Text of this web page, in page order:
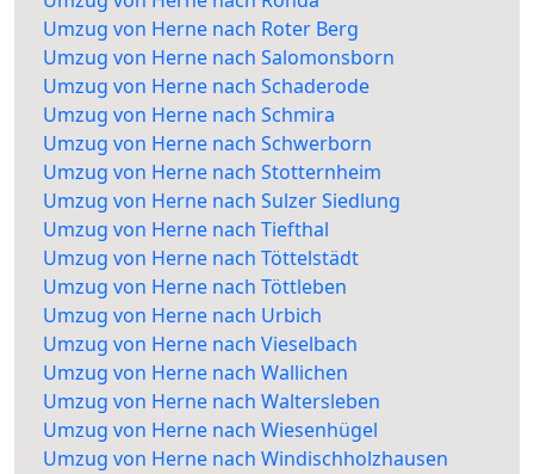
Umzug von Herne nach Roter Berg
Umzug von Herne nach Salomonsborn
Umzug von Herne nach Schaderode
Umzug von Herne nach Schmira
Umzug von Herne nach Schwerborn
Umzug von Herne nach Stotternheim
Umzug von Herne nach Sulzer Siedlung
Umzug von Herne nach Tiefthal
Umzug von Herne nach Töttelstädt
Umzug von Herne nach Töttleben
Umzug von Herne nach Urbich
Umzug von Herne nach Vieselbach
Umzug von Herne nach Wallichen
Umzug von Herne nach Waltersleben
Umzug von Herne nach Wiesenhügel
Umzug von Herne nach Windischholzhausen